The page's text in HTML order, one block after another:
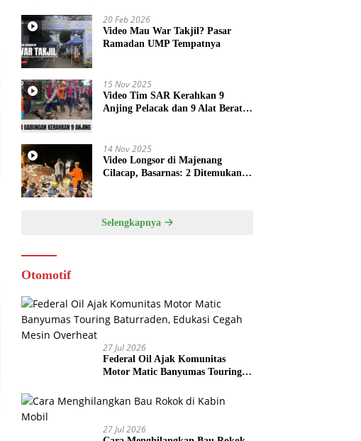
20 Feb 2026
Video Mau War Takjil? Pasar
Ramadan UMP Tempatnya
15 Nov 2025
Video Tim SAR Kerahkan 9
Anjing Pelacak dan 9 Alat Berat
14 Nov 2025
Video Longsor di Majenang
Cilacap, Basarnas: 2 Ditemukan
Selengkapnya
Otomotif
27 Jul 2026
Federal Oil Ajak Komunitas
Motor Matic Banyumas Touring
Overheat
27 Jul 2026